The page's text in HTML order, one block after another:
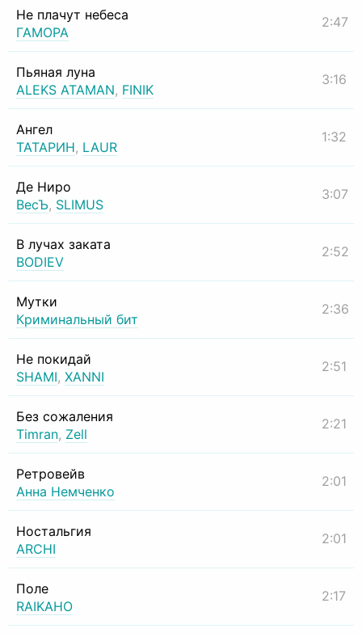
Не плачут небеса
ГАМОРА
2:47
Пьяная луна
ALEKS ATAMAN, FINIK
3:16
Ангел
ТАТАРИН, LAUR
1:32
Де Ниро
ВесЪ, SLIMUS
3:07
В лучах заката
BODIEV
2:52
Мутки
Криминальный бит
2:36
Не покидай
SHAMI, XANNI
2:51
Без сожаления
Timran, Zell
2:21
Ретровейв
Анна Немченко
2:01
Ностальгия
ARCHI
2:01
Поле
RAIKAHO
2:17